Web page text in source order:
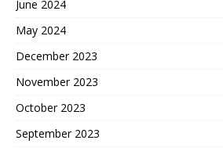
June 2024
May 2024
December 2023
November 2023
October 2023
September 2023